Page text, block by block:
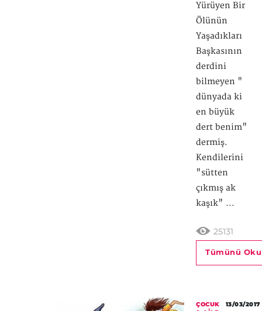
Yürüyen Bir
Ölünün
Yaşadıkları
Başkasının
derdini
bilmeyen "
dünyada ki
en büyük
dert benim"
dermiş.
Kendilerini
"sütten
çıkmış ak
kaşık" ...
25131
Tümünü Oku
ÇOCUK
13/03/2017